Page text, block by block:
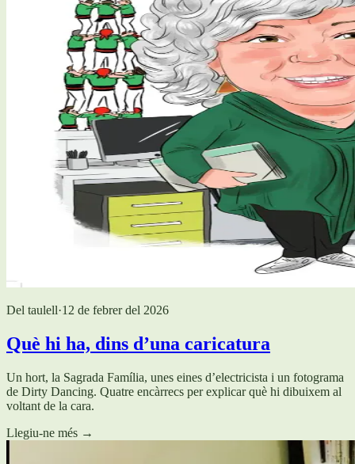
Del taulell·12 de febrer del 2026
Què hi ha, dins d’una caricatura
Un hort, la Sagrada Família, unes eines d’electricista i un fotograma
de Dirty Dancing. Quatre encàrrecs per explicar què hi dibuixem al
voltant de la cara.
Llegiu-ne més →